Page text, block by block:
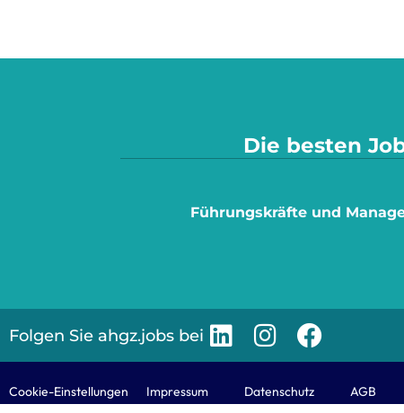
Die besten
Führungskräfte und
Folgen Sie ahgz.jobs bei
Cookie-Einstellungen Impressum Datenschutz AGB